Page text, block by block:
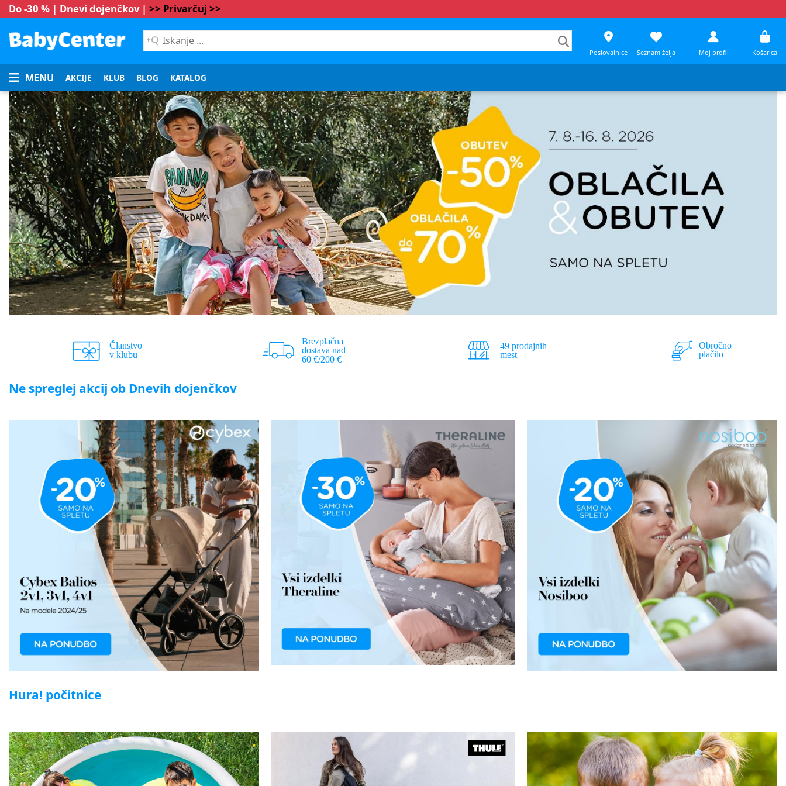
Do -30 % | Dnevi dojenčkov | >> Privarčuj >>
Iskanje
...
Poslovalnice Seznam želja Moj profil Košarica
MENU AKCIJE KLUB BLOG KATALOG
Ne spreglej akcij ob Dnevih dojenčkov
Hura! počitnice